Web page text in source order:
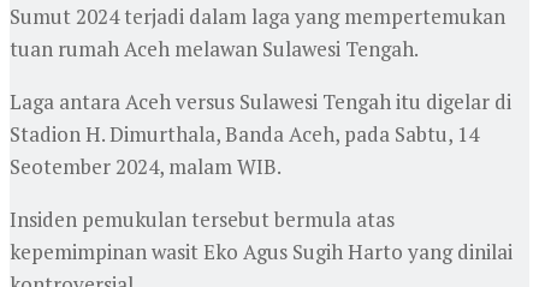
Sumut 2024 terjadi dalam laga yang mempertemukan
tuan rumah Aceh melawan Sulawesi Tengah.
Laga antara Aceh versus Sulawesi Tengah itu digelar di
Stadion H. Dimurthala, Banda Aceh, pada Sabtu, 14
Seotember 2024, malam WIB.
Insiden pemukulan tersebut bermula atas
kepemimpinan wasit Eko Agus Sugih Harto yang dinilai